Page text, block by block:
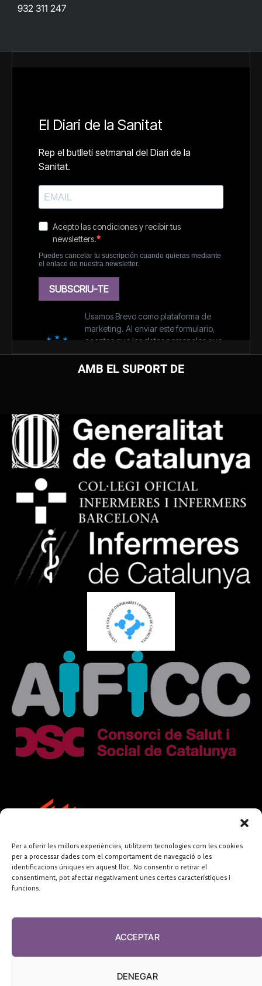
Per a oferir les millors experiències, utilitzem tecnologies com les cookies
per a processar dades com el comportament de navegació o les
identificacions úniques en aquest lloc. No consentir o retirar el
consentiment, pot afectar negativament unes certes característiques i
funcions.
ACCEPTAR
DENEGAR
932 311 247
AMB EL SUPORT DE
FUNDACIÓ